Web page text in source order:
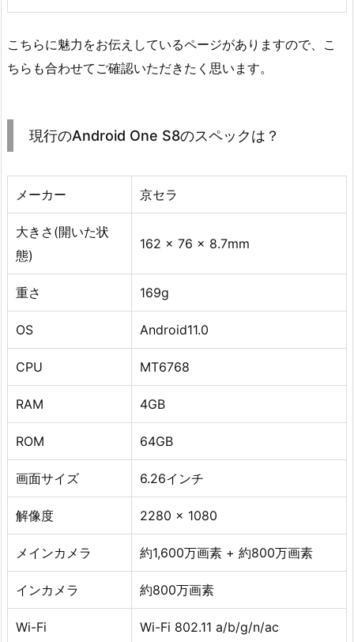
こちらに魅力をお伝えしているページがありますので、こ
ちらも合わせてご確認いただきたく思います。
現行のAndroid One S8のスペックは？
メーカー 京セラ
大きさ(開いた状
態)
162 x 76 x 8.7mm
重さ 169g
OS Android11.0
CPU MT6768
RAM 4GB
ROM 64GB
画面サイズ 6.26インチ
解像度 2280 × 1080
メインカメラ 約1,600万画素 + 約800万画素
インカメラ 約800万画素
Wi-Fi Wi-Fi 802.11 a/b/g/n/ac